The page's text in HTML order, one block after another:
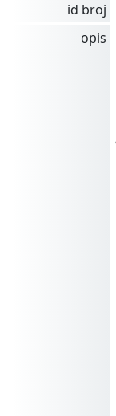
id broj
opis